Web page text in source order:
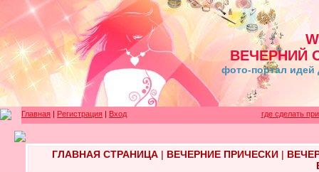
ВЕЧЕРНИЙ
фото-портал идей
Главная | Регистрация | Вход где сделать
ГЛАВНАЯ СТРАНИЦА| ВЕЧЕРНИЕ ПРИЧЕСКИ|